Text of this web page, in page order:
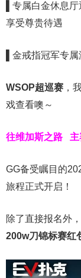
专属白金休息
享受尊贵待遇
金戒指冠军专属
WSOP超巡赛 ，
戏查看噢～
往维加斯之路
GG备受瞩目的
旅程正式开启！
除了直接报名外
200w刀锦标赛红